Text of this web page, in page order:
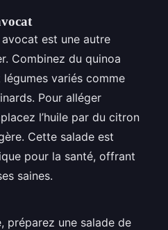
est une autre
Combinez du quinoa
variés comme
Pour alléger
l’huile par du citron
Cette salade est
pour la santé, offrant
saines.
préparez une salade de